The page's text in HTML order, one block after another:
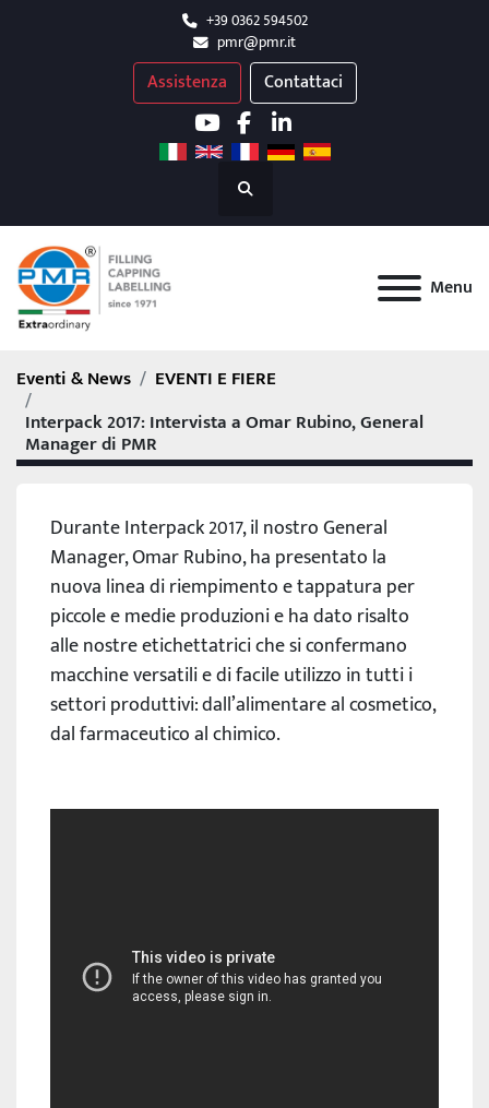
+39 0362 594502
pmr@pmr.it
Assistenza Contattaci
youtube
facebook
linkedin
Cerca
Menu
Eventi & News
EVENTI E FIERE
Interpack 2017: Intervista a Omar Rubino, General
Manager di PMR
Durante Interpack 2017, il nostro General
Manager, Omar Rubino, ha presentato la
nuova linea di riempimento e tappatura per
piccole e medie produzioni e ha dato risalto
alle nostre etichettatrici che si confermano
macchine versatili e di facile utilizzo in tutti i
settori produttivi: dall’alimentare al cosmetico,
dal farmaceutico al chimico.